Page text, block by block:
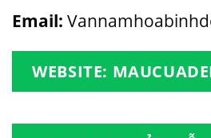
Email:
WEBSITE: